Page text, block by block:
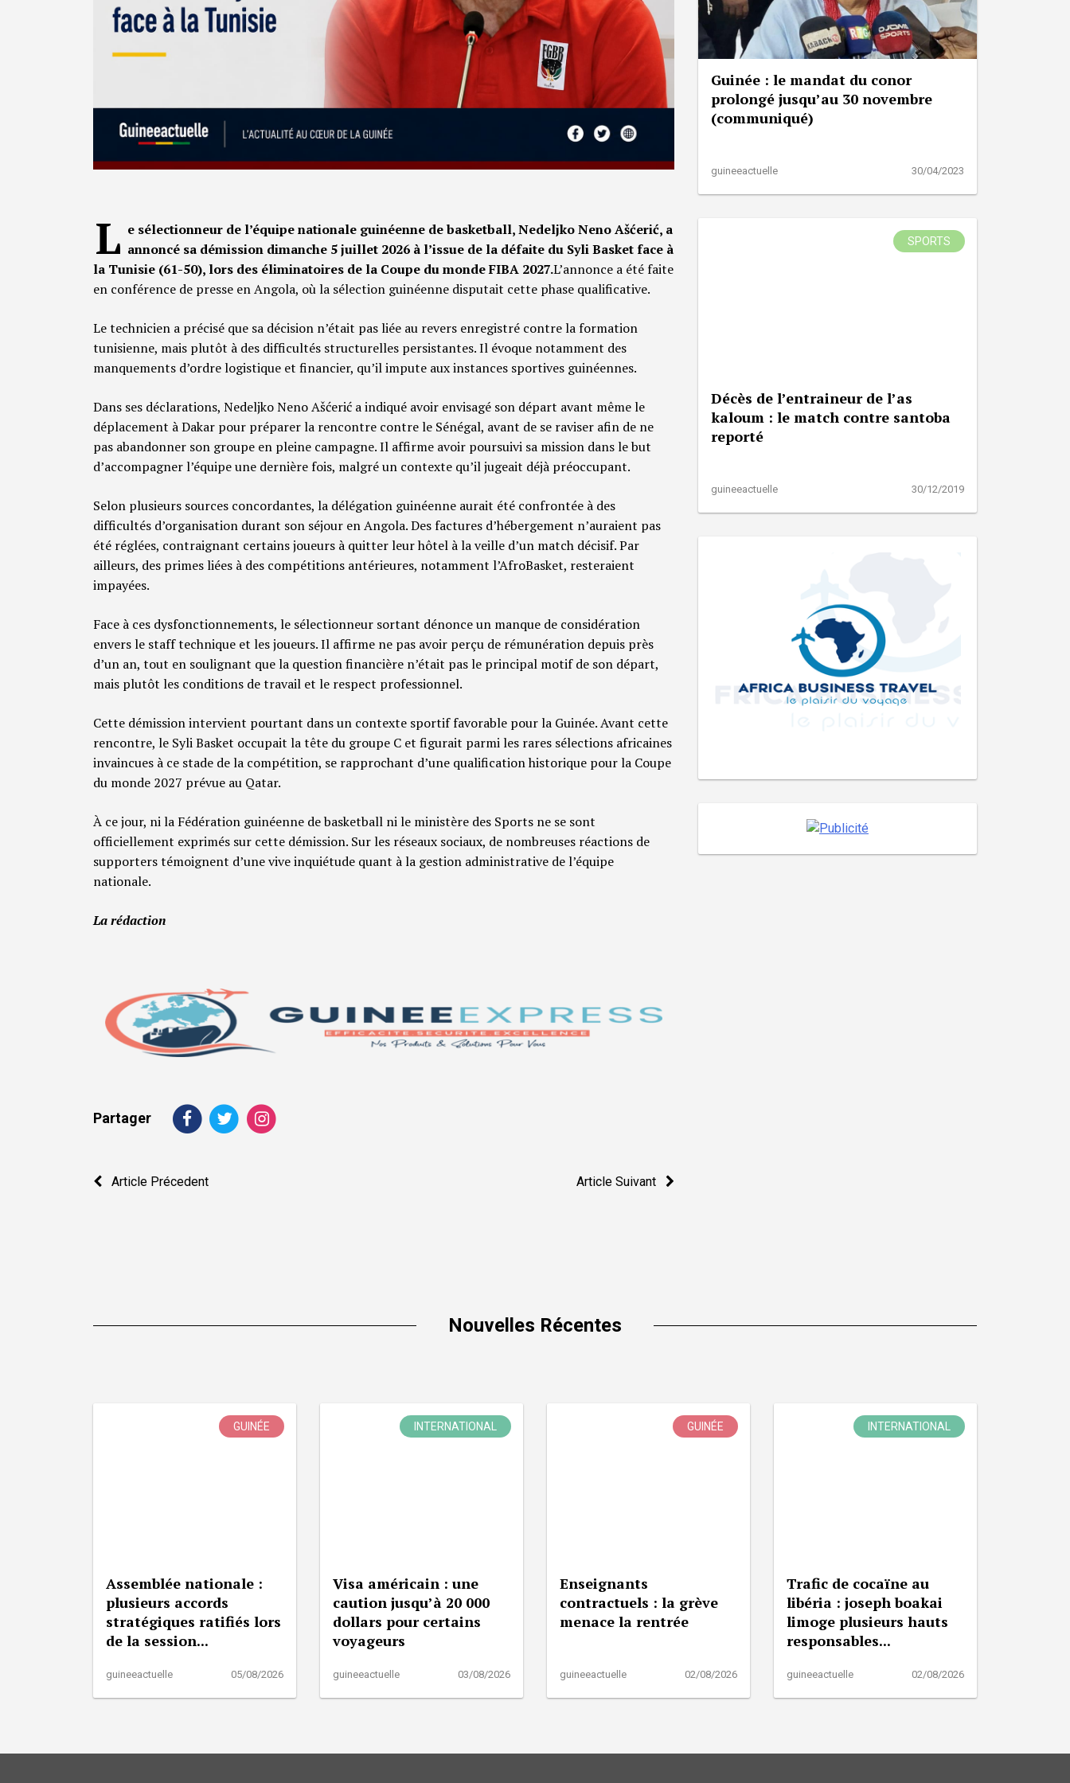
L e sélectionneur de l’équipe nationale guinéenne de basketball, Nedeljko Neno Ašćerić, a
annoncé sa démission dimanche 5 juillet 2026 à l’issue de la défaite du Syli Basket face à
la Tunisie (61-50), lors des éliminatoires de la Coupe du monde FIBA 2027.L’annonce a été faite
en conférence de presse en Angola, où la sélection guinéenne disputait cette phase qualificative.
Le technicien a précisé que sa décision n’était pas liée au revers enregistré contre la formation
tunisienne, mais plutôt à des difficultés structurelles persistantes. Il évoque notamment des
manquements d’ordre logistique et financier, qu’il impute aux instances sportives guinéennes.
Dans ses déclarations, Nedeljko Neno Ašćerić a indiqué avoir envisagé son départ avant même le
déplacement à Dakar pour préparer la rencontre contre le Sénégal, avant de se raviser afin de ne
pas abandonner son groupe en pleine campagne. Il affirme avoir poursuivi sa mission dans le but
d’accompagner l’équipe une dernière fois, malgré un contexte qu’il jugeait déjà préoccupant.
Selon plusieurs sources concordantes, la délégation guinéenne aurait été confrontée à des
difficultés d’organisation durant son séjour en Angola. Des factures d’hébergement n’auraient pas
été réglées, contraignant certains joueurs à quitter leur hôtel à la veille d’un match décisif. Par
ailleurs, des primes liées à des compétitions antérieures, notamment l’AfroBasket, resteraient
impayées.
Face à ces dysfonctionnements, le sélectionneur sortant dénonce un manque de considération
envers le staff technique et les joueurs. Il affirme ne pas avoir perçu de rémunération depuis près
d’un an, tout en soulignant que la question financière n’était pas le principal motif de son départ,
mais plutôt les conditions de travail et le respect professionnel.
Cette démission intervient pourtant dans un contexte sportif favorable pour la Guinée. Avant cette
rencontre, le Syli Basket occupait la tête du groupe C et figurait parmi les rares sélections africaines
invaincues à ce stade de la compétition, se rapprochant d’une qualification historique pour la Coupe
du monde 2027 prévue au Qatar.
À ce jour, ni la Fédération guinéenne de basketball ni le ministère des Sports ne se sont
officiellement exprimés sur cette démission. Sur les réseaux sociaux, de nombreuses réactions de
supporters témoignent d’une vive inquiétude quant à la gestion administrative de l’équipe
nationale.
La rédaction
Partager
Navigation
Article Précedent Article Suivant
Guinée : le mandat du conor
prolongé jusqu’au 30 novembre
(communiqué)
guineeactuelle 30/04/2023
SPORTS
Décès de l’entraineur de l’as
kaloum : le match contre santoba
reporté
guineeactuelle 30/12/2019
Nouvelles Récentes
GUINÉE
Assemblée nationale :
plusieurs accords
stratégiques ratifiés lors
de la session...
guineeactuelle 05/08/2026
INTERNATIONAL
Visa américain : une
caution jusqu’à 20 000
dollars pour certains
voyageurs
guineeactuelle 03/08/2026
GUINÉE
Enseignants
contractuels : la grève
menace la rentrée
guineeactuelle 02/08/2026
INTERNATIONAL
Trafic de cocaïne au
libéria : joseph boakai
limoge plusieurs hauts
responsables...
guineeactuelle 02/08/2026